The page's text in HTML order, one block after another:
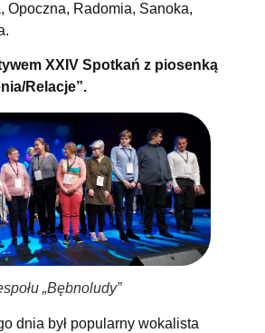
Opoczna, Radomia, Sanoka,
XXIV Spotkań z piosenką
Relacje”.
„Bębnoludy”
dnia był popularny wokalista